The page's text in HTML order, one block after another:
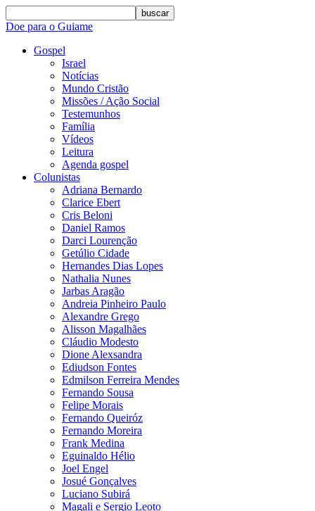
buscar
Doe para o Guiame
Gospel
Israel
Notícias
Mundo Cristão
Missões / Ação Social
Testemunhos
Família
Vídeos
Leitura
Agenda gospel
Colunistas
Adriana Bernardo
Clarice Ebert
Cris Beloni
Daniel Ramos
Darci Lourenção
Getúlio Cidade
Hernandes Dias Lopes
Nathalia Nunes
Jarbas Aragão
Andreia Pinheiro Paulo
Alexandre Grego
Alisson Magalhães
Cláudio Modesto
Dione Alexsandra
Ediudson Fontes
Edmilson Ferreira Mendes
Fernando Sousa
Felipe Morais
Fernando Queiróz
Fernando Moreira
Frank Medina
Eguinaldo Hélio
Joel Engel
Josué Gonçalves
Luciano Subirá
Magali e Sergio Leoto